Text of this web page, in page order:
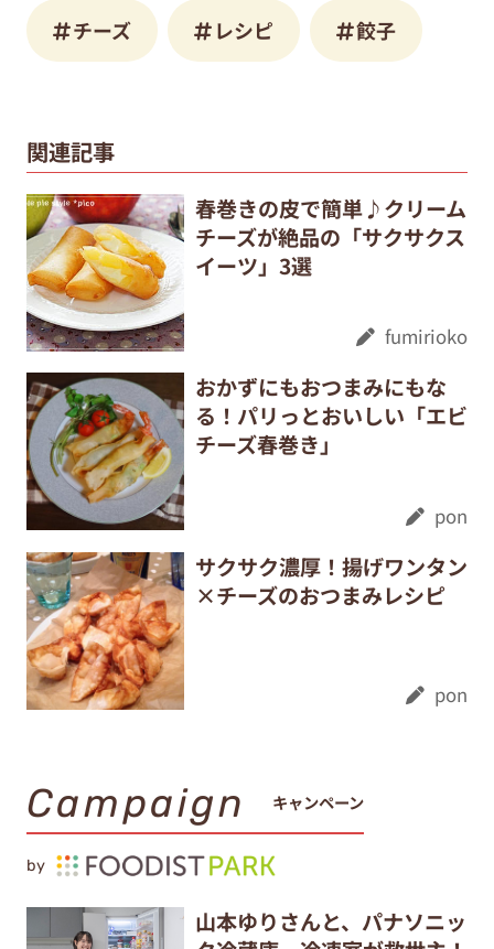
チーズ レシピ 餃子
関連記事
春巻きの皮で簡単♪クリーム
チーズが絶品の「サクサクス
イーツ」3選
fumirioko
おかずにもおつまみにもな
る！パリっとおいしい「エビ
チーズ春巻き」
pon
サクサク濃厚！揚げワンタン
×チーズのおつまみレシピ
pon
Campaign キャンペーン
by
山本ゆりさんと、パナソニッ